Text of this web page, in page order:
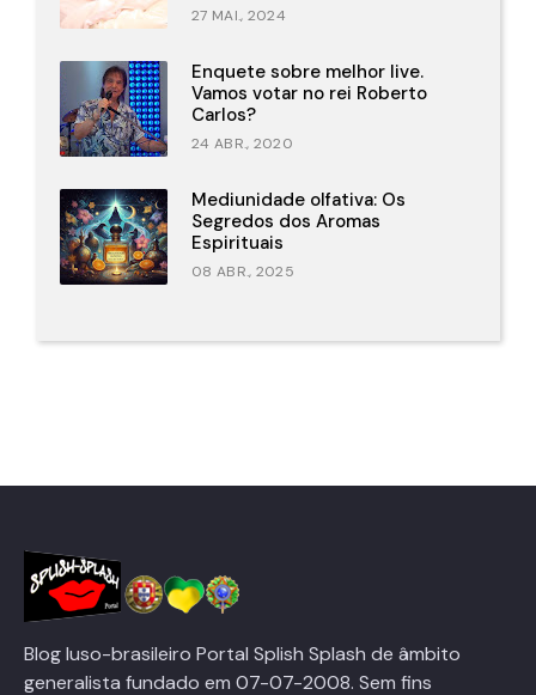
27 MAI., 2024
Enquete sobre melhor live.
Vamos votar no rei Roberto
Carlos?
24 ABR., 2020
Mediunidade olfativa: Os
Segredos dos Aromas
Espirituais
08 ABR., 2025
Blog luso-brasileiro Portal Splish Splash de âmbito
generalista fundado em 07-07-2008. Sem fins